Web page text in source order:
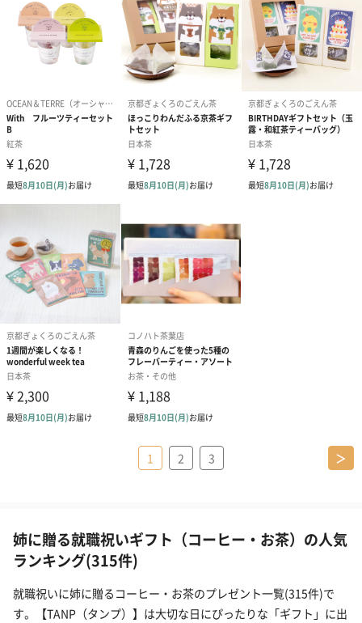
1 2 3 ＞
姉に贈る就職祝いギフト（コーヒー・お茶）の人気
ランキング(315件)
就職祝いに姉に贈るコーヒー・お茶のプレゼント一覧(315件)で
す。【TANP（タンプ）】は大切な日にぴったりな「ギフト」に出